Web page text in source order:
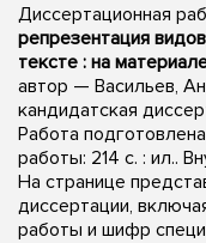
Диссертационная
репрезентация
тексте : на
автор — Васильев,
кандидатская
Работа
работы: 214 с. : ил..
На странице
диссертации,
работы и шифр